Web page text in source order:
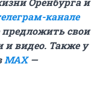
канале
свои
и видео. Также у
MAX—